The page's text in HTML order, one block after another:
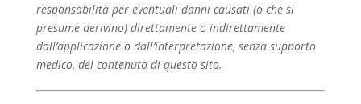
responsabilità per eventuali danni causati (o che si
presume derivino) direttamente o indirettamente
dall’applicazione o dall’interpretazione, senza supporto
medico, del contenuto di questo sito.